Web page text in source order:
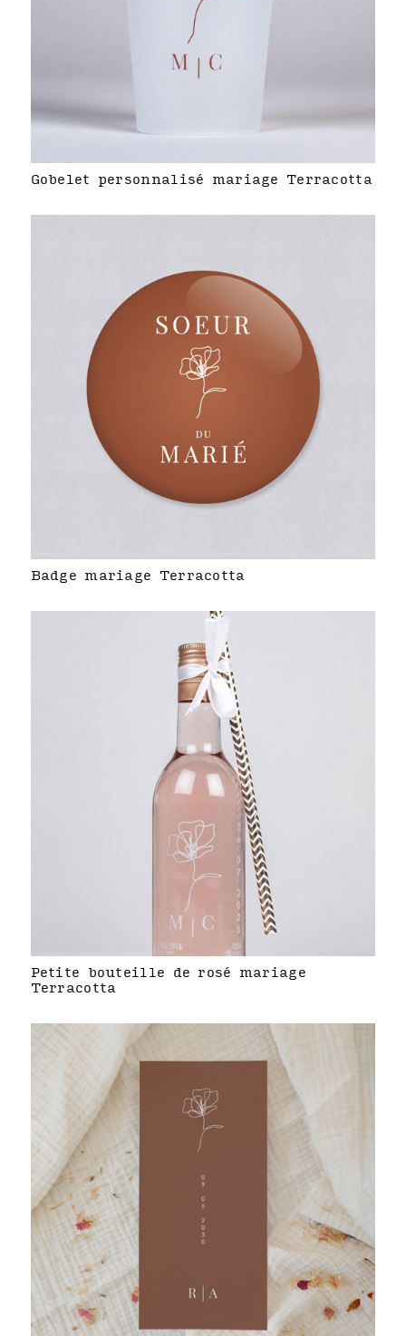
Gobelet personnalisé mariage Terracotta
Badge mariage Terracotta
Petite bouteille de rosé mariage
Terracotta